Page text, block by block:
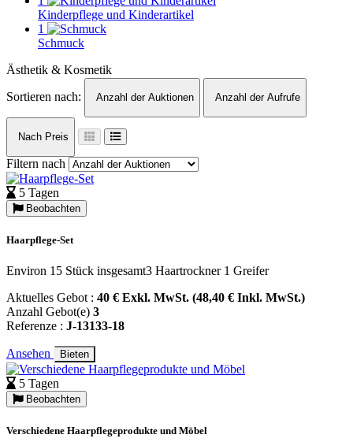
Kinderpflege und Kinderartikel
1
Schmuck
Ästhetik & Kosmetik
Sortieren nach:
Anzahl der Auktionen Anzahl der Aufrufe
Nach Preis
Filtern nach
5 Tagen
Beobachten
Haarpflege-Set
Environ 15 Stück insgesamt3 Haartrockner 1 Greifer
Aktuelles Gebot : 40 € Exkl. MwSt. (48,40 € Inkl. MwSt.)
Anzahl Gebot(e) 3
Referenze : J-13133-18
Ansehen Bieten
5 Tagen
Beobachten
Verschiedene Haarpflegeprodukte und Möbel